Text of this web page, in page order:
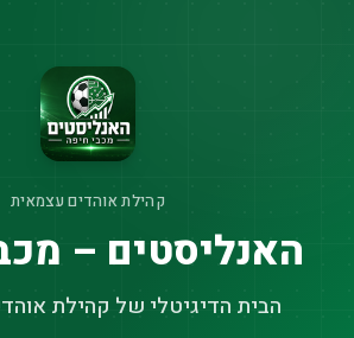
קהילת אוהדים עצמאית
האנליסטים –
הבית הדיגיטלי של קהילת